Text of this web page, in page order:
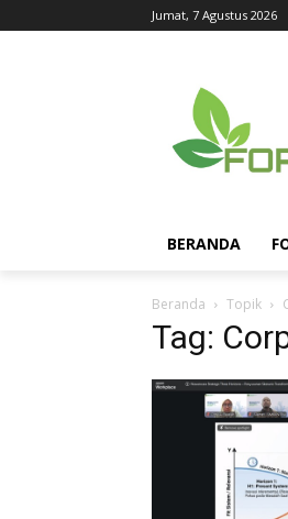
Jumat, 7 Agustus 2026
BERANDA
Beranda Topik
Tag: